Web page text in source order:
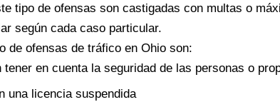
tipo de ofensas son castigadas con multas o
según cada caso particular.
de ofensas de tráfico en Ohio son:
tener en cuenta la seguridad de las personas o
una licencia suspendida